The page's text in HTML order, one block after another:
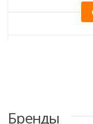
Бренды